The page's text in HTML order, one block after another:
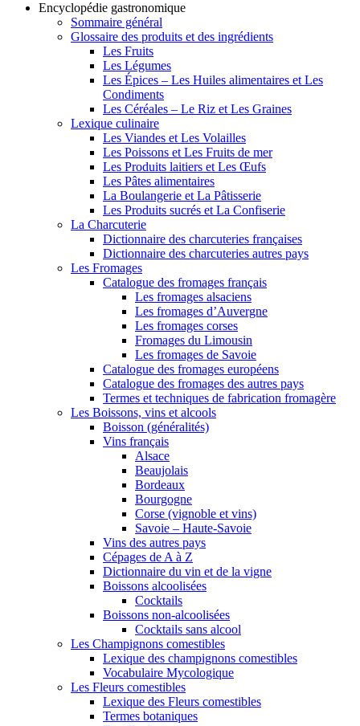
Encyclopédie gastronomique
Sommaire général
Glossaire des produits et des ingrédients
Les Fruits
Les Légumes
Les Épices – Les Huiles alimentaires et Les
Condiments
Les Céréales – Le Riz et Les Graines
Lexique culinaire
Les Viandes et Les Volailles
Les Poissons et Les Fruits de mer
Les Produits laitiers et Les Œufs
Les Pâtes alimentaires
La Boulangerie et La Pâtisserie
Les Produits sucrés et La Confiserie
La Charcuterie
Dictionnaire des charcuteries françaises
Dictionnaire des charcuteries autres pays
Les Fromages
Catalogue des fromages français
Les fromages alsaciens
Les fromages d’Auvergne
Les fromages corses
Fromages du Limousin
Les fromages de Savoie
Catalogue des fromages européens
Catalogue des fromages des autres pays
Termes et techniques de fabrication fromagère
Les Boissons, vins et alcools
Boisson (généralités)
Vins français
Alsace
Beaujolais
Bordeaux
Bourgogne
Corse (vignoble et vins)
Savoie – Haute-Savoie
Vins des autres pays
Cépages de A à Z
Dictionnaire du vin et de la vigne
Boissons alcoolisées
Cocktails
Boissons non-alcoolisées
Cocktails sans alcool
Les Champignons comestibles
Lexique des champignons comestibles
Vocabulaire Mycologique
Les Fleurs comestibles
Lexique des Fleurs comestibles
Termes botaniques